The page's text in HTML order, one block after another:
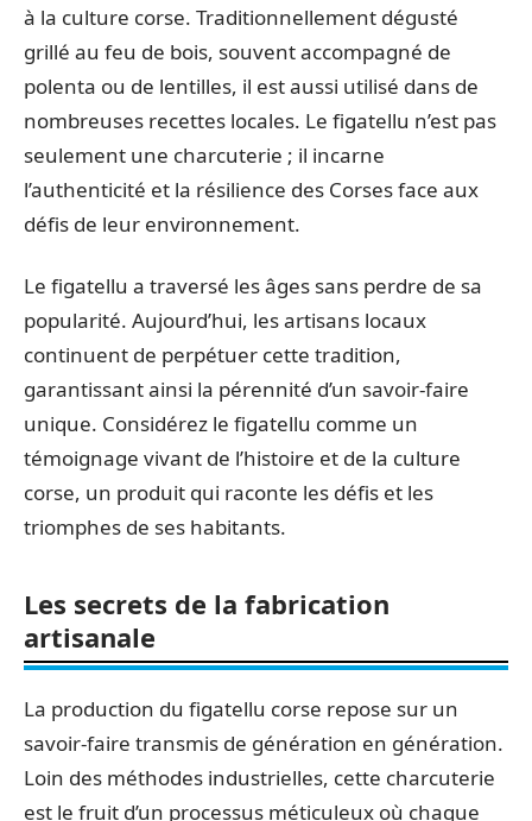
à la culture corse. Traditionnellement dégusté
grillé au feu de bois, souvent accompagné de
polenta ou de lentilles, il est aussi utilisé dans de
nombreuses recettes locales. Le figatellu n’est pas
seulement une charcuterie ; il incarne
l’authenticité et la résilience des Corses face aux
défis de leur environnement.
Le figatellu a traversé les âges sans perdre de sa
popularité. Aujourd’hui, les artisans locaux
continuent de perpétuer cette tradition,
garantissant ainsi la pérennité d’un savoir-faire
unique. Considérez le figatellu comme un
témoignage vivant de l’histoire et de la culture
corse, un produit qui raconte les défis et les
triomphes de ses habitants.
Les secrets de la fabrication
artisanale
La production du figatellu corse repose sur un
savoir-faire transmis de génération en génération.
Loin des méthodes industrielles, cette charcuterie
est le fruit d’un processus méticuleux où chaque